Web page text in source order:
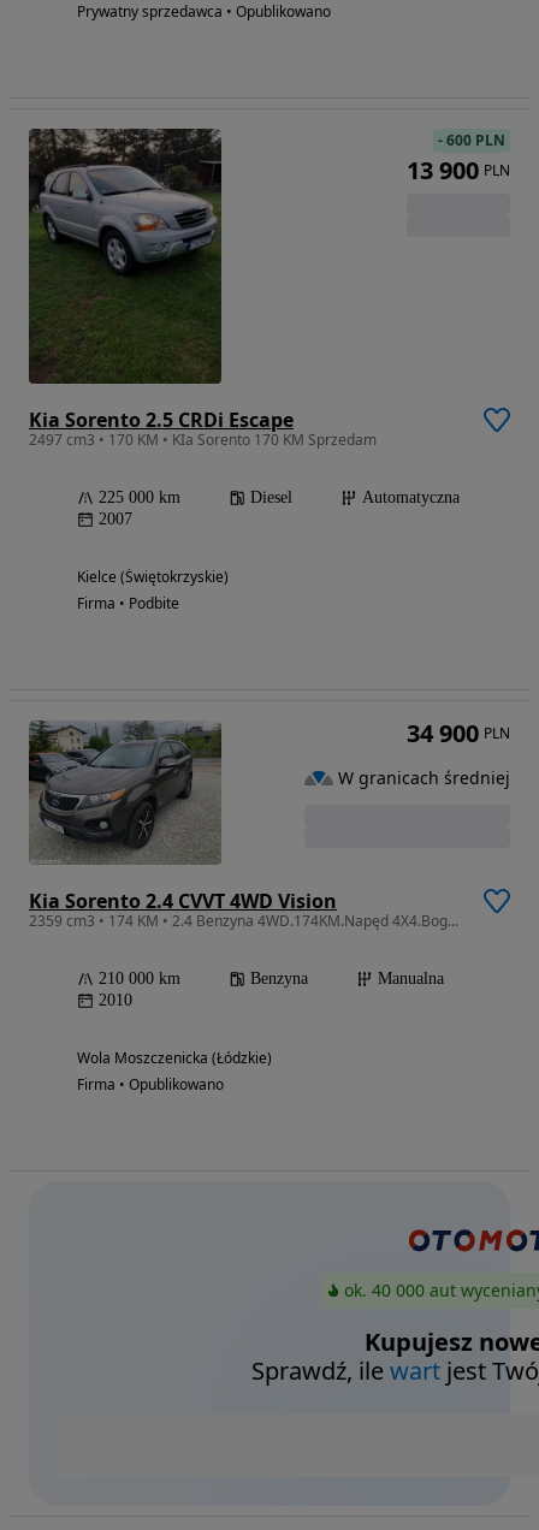
Prywatny sprzedawca • Opublikowano
Kia Sorento 2.5 CRDi Escape
2497 cm3 • 170 KM • KIa Sorento 170 KM Sprzedam
225 000 km Diesel
Automatyczna
2007
Kielce (Świętokrzyskie)
Firma • Podbite
-600 PLN
13 900 PLN
Kia Sorento 2.4 CVVT 4WD Vision
2359 cm3 • 174 KM • 2.4 Benzyna 4WD.174KM.Napęd 4X4.Bogata wersja. Zarejestrowany w PL.
210 000 km Benzyna
Manualna
2010
Wola Moszczenicka (Łódzkie)
Firma • Opublikowano
34 900 PLN
W granicach średniej
ok. 40 000 aut
Kupujesz
Sprawdź, ilewart jest